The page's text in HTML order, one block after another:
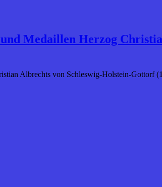
Medaillen Herzog
Albrechts von Schleswig-Holstein-Gottorf